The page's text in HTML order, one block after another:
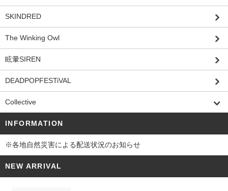
SKINDRED
The Winking Owl
眩暈SIREN
DEADPOPFESTiVAL
Collective
INFORMATION
※各地自然災害による配送状況のお知らせ
NEW ARRIVAL